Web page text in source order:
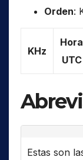
Orden:
KHz
Hora
UTC
Estas son